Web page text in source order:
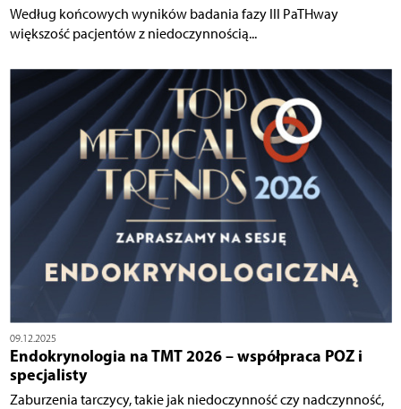
Według końcowych wyników badania fazy III PaTHway
większość pacjentów z niedoczynnością...
09.12.2025
Endokrynologia na TMT 2026 – współpraca POZ i
specjalisty
Zaburzenia tarczycy, takie jak niedoczynność czy nadczynność,